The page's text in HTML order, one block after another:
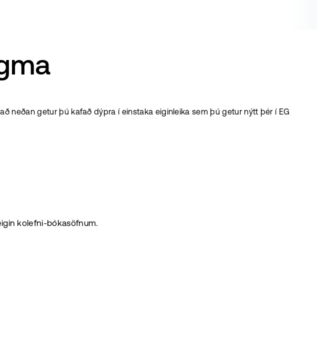
neðan getur þú kafað dýpra í einstaka eiginleika sem þú getur nýtt þér í EG
kolefni-bókasöfnum.